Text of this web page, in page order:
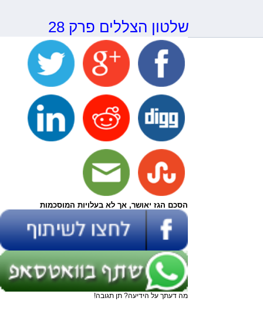
שלטון הצללים פרק 28
הסכם הגז יאושר, אך לא בעלויות המוסכמות
מה דעתך על הידיעה? תן תגובה!